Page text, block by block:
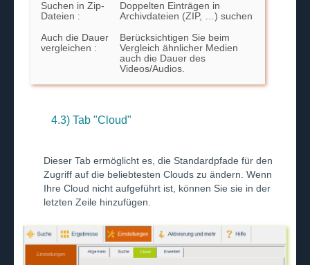
Suchen in Zip-
Dateien :
Doppelten Einträgen in
Archivdateien (ZIP, …) suchen
Auch die Dauer
vergleichen :
Berücksichtigen Sie beim
Vergleich ähnlicher Medien
auch die Dauer des
Videos/Audios.
4.3) Tab "Cloud"
Dieser Tab ermöglicht es, die Standardpfade für den
Zugriff auf die beliebtesten Clouds zu ändern. Wenn
Ihre Cloud nicht aufgeführt ist, können Sie sie in der
letzten Zeile hinzufügen.